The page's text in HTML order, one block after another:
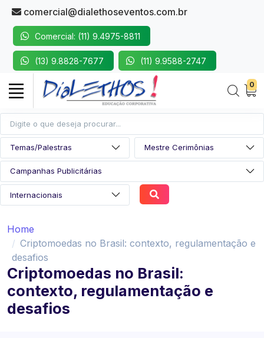
comercial@dialethoseventos.com.br
Comercial: (11) 9.4975-8811
(13) 9.8828-7677 (11) 9.9588-2747
0
Home
Criptomoedas no Brasil: contexto, regulamentação e
desafios
Criptomoedas no Brasil:
contexto, regulamentação e
desafios